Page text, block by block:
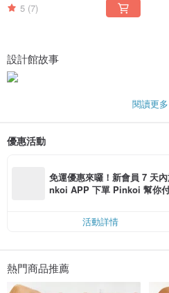
5 (7)
設計館故事
暗光鳥一詞，為閩南語泛指習慣在夜間活動
創辦人天生就是暗光鳥(夜貓子)，故工作室
堅持以台灣製造的良品回饋給台灣消費者
閱讀更多
優惠活動
免運優惠來囉！新會員 7 天
nkoi APP 下單 Pinkoi 幫你
活動詳情
熱門商品推薦